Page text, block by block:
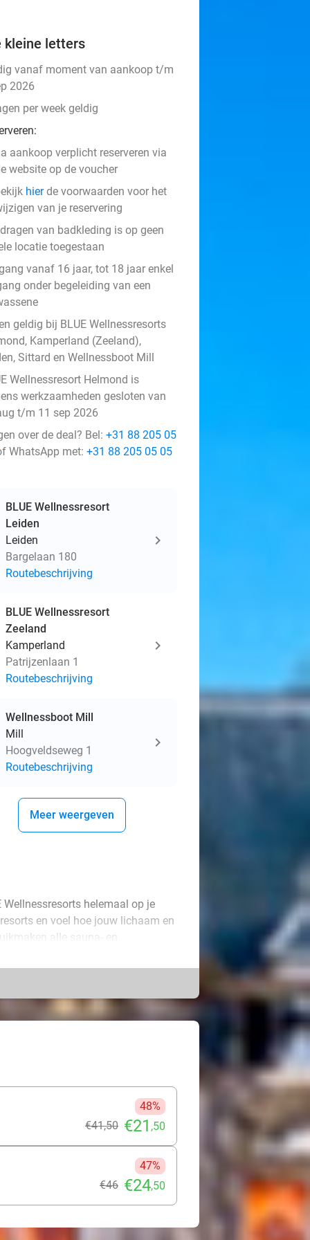
kleine letters
vanaf moment van aankoop t/m
2026
per week geldig
aankoop verplicht reserveren via
website op de voucher
hierde voorwaarden voor het
van je reservering
van badkleding is op geen
locatie toegestaan
vanaf 16 jaar, tot 18 jaar enkel
onder begeleiding van een
geldig bij BLUE Wellnessresorts
Kamperland (Zeeland),
Sittard en Wellnessboot Mill
Wellnessresort Helmond is
werkzaamheden gesloten van
t/m 11 sep 2026
over de deal? Bel: +31 88 205 05
WhatsApp met: +31 88 205 05 05
BLUE Wellnessresort
Leiden
Leiden
Bargelaan 180
Routebeschrijving
BLUE Wellnessresort
Zeeland
Kamperland
Patrijzenlaan 1
Routebeschrijving
Wellnessboot Mill
Mill
Hoogveldseweg 1
Routebeschrijving
Meer weergeven
helemaal op je
en voel hoe jouw lichaam en
alle sauna- en
schijnt. Bubbel deze zomer in de
ontspan op een comfortabel
hoe dan ook als herboren!
48%
€41,50 €21 ,50
47%
€46 €24,50